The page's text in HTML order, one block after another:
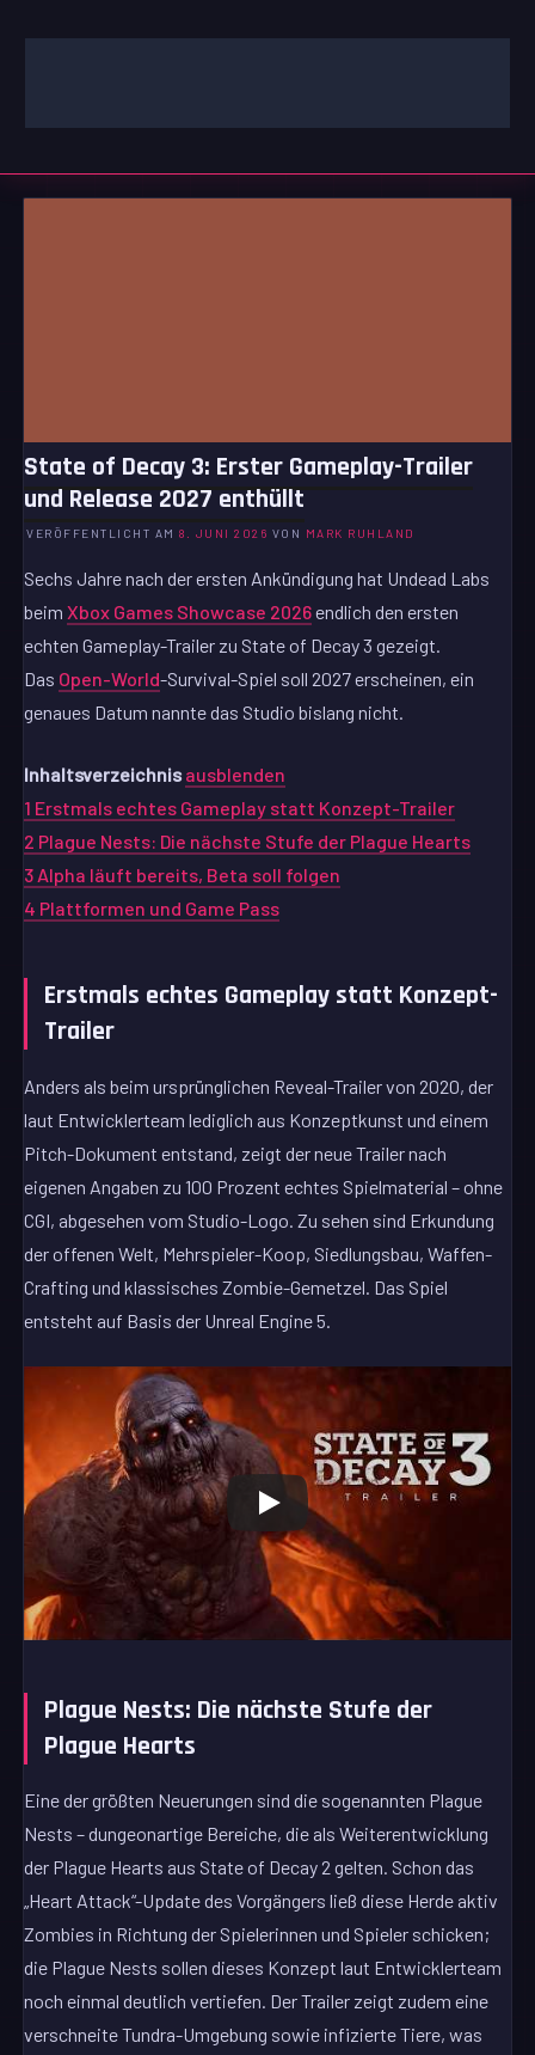
Inhalt
State of Decay 3: Erster Gameplay-Trailer
und Release 2027 enthüllt
VERÖFFENTLICHT AM8. JUNI 2026 VON MARK RUHLAND
Sechs Jahre nach der ersten Ankündigung hat Undead Labs
beimXbox Games Showcase 2026endlich den ersten
echten Gameplay-Trailer zu State of Decay 3 gezeigt.
Das Open-World-Survival-Spiel soll 2027 erscheinen, ein
genaues Datum nannte das Studio bislang nicht.
Inhaltsverzeichnis ausblenden
1 Erstmals echtes Gameplay statt Konzept-Trailer
2 Plague Nests: Die nächste Stufe der Plague Hearts
3 Alpha läuft bereits, Beta soll folgen
4 Plattformen und Game Pass
Erstmals echtes Gameplay statt Konzept-
Trailer
Anders als beim ursprünglichen Reveal-Trailer von 2020, der
laut Entwicklerteam lediglich aus Konzeptkunst und einem
Pitch-Dokument entstand, zeigt der neue Trailer nach
eigenen Angaben zu 100 Prozent echtes Spielmaterial – ohne
CGI, abgesehen vom Studio-Logo. Zu sehen sind Erkundung
der offenen Welt, Mehrspieler-Koop, Siedlungsbau, Waffen-
Crafting und klassisches Zombie-Gemetzel. Das Spiel
entsteht auf Basis der Unreal Engine 5.
Plague Nests: Die nächste Stufe der
Plague Hearts
Eine der größten Neuerungen sind die sogenannten Plague
Nests – dungeonartige Bereiche, die als Weiterentwicklung
der Plague Hearts aus State of Decay 2 gelten. Schon das
„Heart Attack“-Update des Vorgängers ließ diese Herde aktiv
Zombies in Richtung der Spielerinnen und Spieler schicken;
die Plague Nests sollen dieses Konzept laut Entwicklerteam
noch einmal deutlich vertiefen. Der Trailer zeigt zudem eine
verschneite Tundra-Umgebung sowie infizierte Tiere, was